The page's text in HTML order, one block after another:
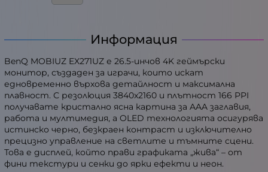
Информация
BenQ MOBIUZ EX271UZ е 26.5-инчов 4K геймърски
монитор, създаден за играчи, които искат
едновременно върхова детайлност и максимална
плавност. С резолюция 3840x2160 и плътност 166 PPI
получавате кристално ясна картина за AAA заглавия,
работа и мултимедия, а OLED технологията осигурява
истинско черно, безкраен контраст и изключително
прецизно управление на светлите и тъмните сцени.
Това е дисплей, който прави графиката „жива“ – от
фини текстури и сенки до ярки ефекти и неон.